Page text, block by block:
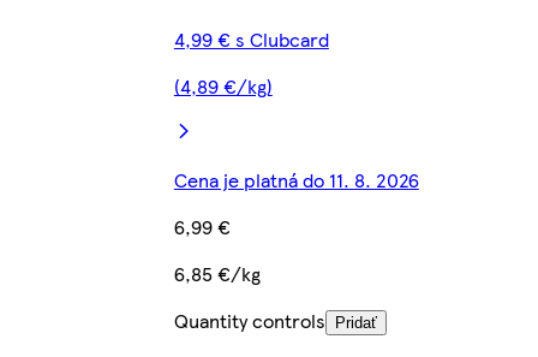
4,99 € s Clubcard
(4,89 €/kg)
Cena je platná do 11. 8. 2026
6,99 €
6,85 €/kg
Quantity controls
Pridať